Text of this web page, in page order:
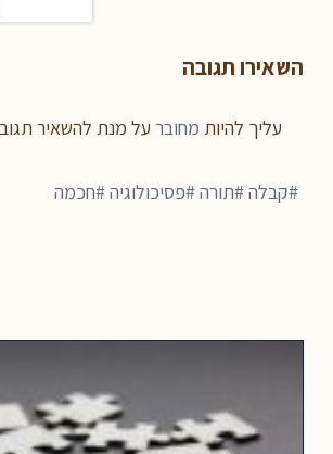
השאירו תגובה
עליך להיות מחובר על מנת להשאיר
קבלה תורה פסיכולוגיה חכמה